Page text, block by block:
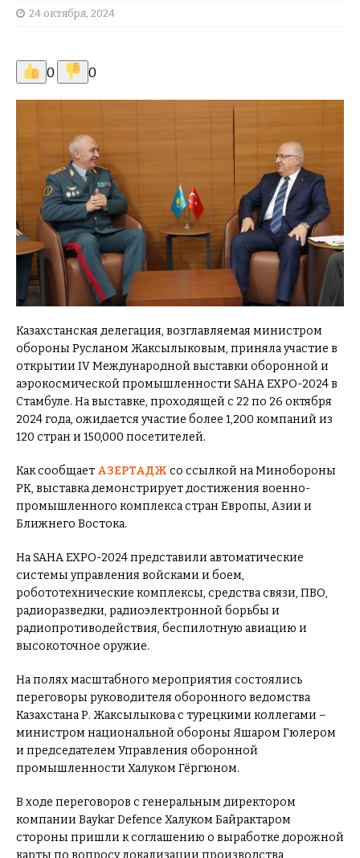
24 октября, 2024
0 0
Казахстанская делегация, возглавляемая министром
обороны Русланом Жаксылыковым, приняла участие в
открытии IV Международной выставки оборонной и
аэрокосмической промышленности SAHA EXPO-2024 в
Стамбуле. На выставке, проходящей с 22 по 26 октября
2024 года, ожидается участие более 1,200 компаний из
120 стран и 150,000 посетителей.
Как сообщает АЗЕРТАДЖ со ссылкой на Минобороны
РК, выставка демонстрирует достижения военно-
промышленного комплекса стран Европы, Азии и
Ближнего Востока.
На SAHA EXPO-2024 представили автоматические
системы управления войсками и боем,
робототехнические комплексы, средства связи, ПВО,
радиоразведки, радиоэлектронной борьбы и
радиопротиводействия, беспилотную авиацию и
высокоточное оружие.
На полях масштабного мероприятия состоялись
переговоры руководителя оборонного ведомства
Казахстана Р. Жаксылыкова c турецкими коллегами –
министром национальной обороны Яшаром Гюлером
и председателем Управления оборонной
промышленности Халуком Гёргюном.
В ходе переговоров с генеральным директором
компании Baykar Defence Халуком Байрактаром
стороны пришли к соглашению о выработке дорожной
карты по вопросу локализации производства